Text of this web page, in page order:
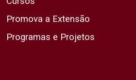
Promova a Extensão
Programas e Projetos